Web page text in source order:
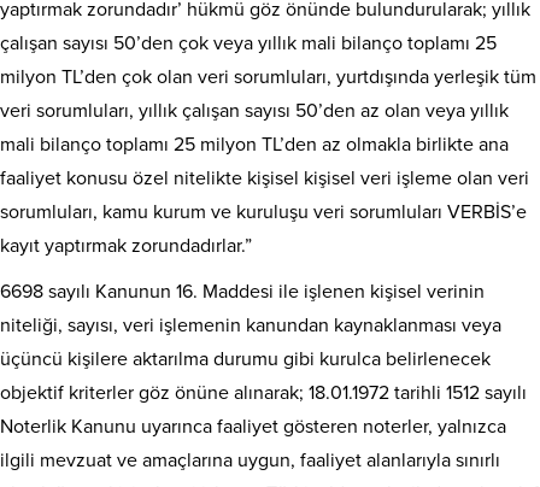
yaptırmak zorundadır’ hükmü göz önünde bulundurularak; yıllık
çalışan sayısı 50’den çok veya yıllık mali bilanço toplamı 25
milyon TL’den çok olan veri sorumluları, yurtdışında yerleşik tüm
veri sorumluları, yıllık çalışan sayısı 50’den az olan veya yıllık
mali bilanço toplamı 25 milyon TL’den az olmakla birlikte ana
faaliyet konusu özel nitelikte kişisel kişisel veri işleme olan veri
sorumluları, kamu kurum ve kuruluşu veri sorumluları VERBİS’e
kayıt yaptırmak zorundadırlar.”
6698 sayılı Kanunun 16. Maddesi ile işlenen kişisel verinin
niteliği, sayısı, veri işlemenin kanundan kaynaklanması veya
üçüncü kişilere aktarılma durumu gibi kurulca belirlenecek
objektif kriterler göz önüne alınarak; 18.01.1972 tarihli 1512 sayılı
Noterlik Kanunu uyarınca faaliyet gösteren noterler, yalnızca
ilgili mevzuat ve amaçlarına uygun, faaliyet alanlarıyla sınırlı